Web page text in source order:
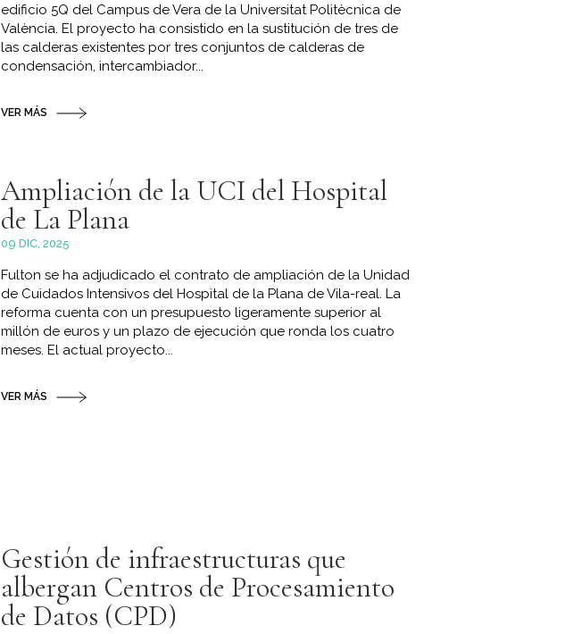
edificio 5Q del Campus de Vera de la Universitat Politècnica de
València. El proyecto ha consistido en la sustitución de tres de
las calderas existentes por tres conjuntos de calderas de
condensación, intercambiador...
VER MÁS
Ampliación de la UCI del Hospital
de La Plana
09 DIC, 2025
Fulton se ha adjudicado el contrato de ampliación de la Unidad
de Cuidados Intensivos del Hospital de la Plana de Vila-real. La
reforma cuenta con un presupuesto ligeramente superior al
millón de euros y un plazo de ejecución que ronda los cuatro
meses. El actual proyecto...
VER MÁS
Gestión de infraestructuras que
albergan Centros de Procesamiento
de Datos (CPD)